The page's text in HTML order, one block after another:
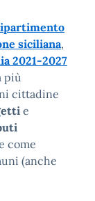
siciliana,
2021-2027
più
cittadine
e
come
(anche